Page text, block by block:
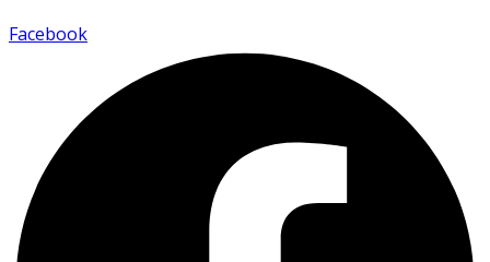
Facebook